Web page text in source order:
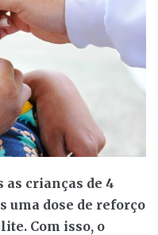
as crianças de 4
uma dose de reforço
Com isso, o